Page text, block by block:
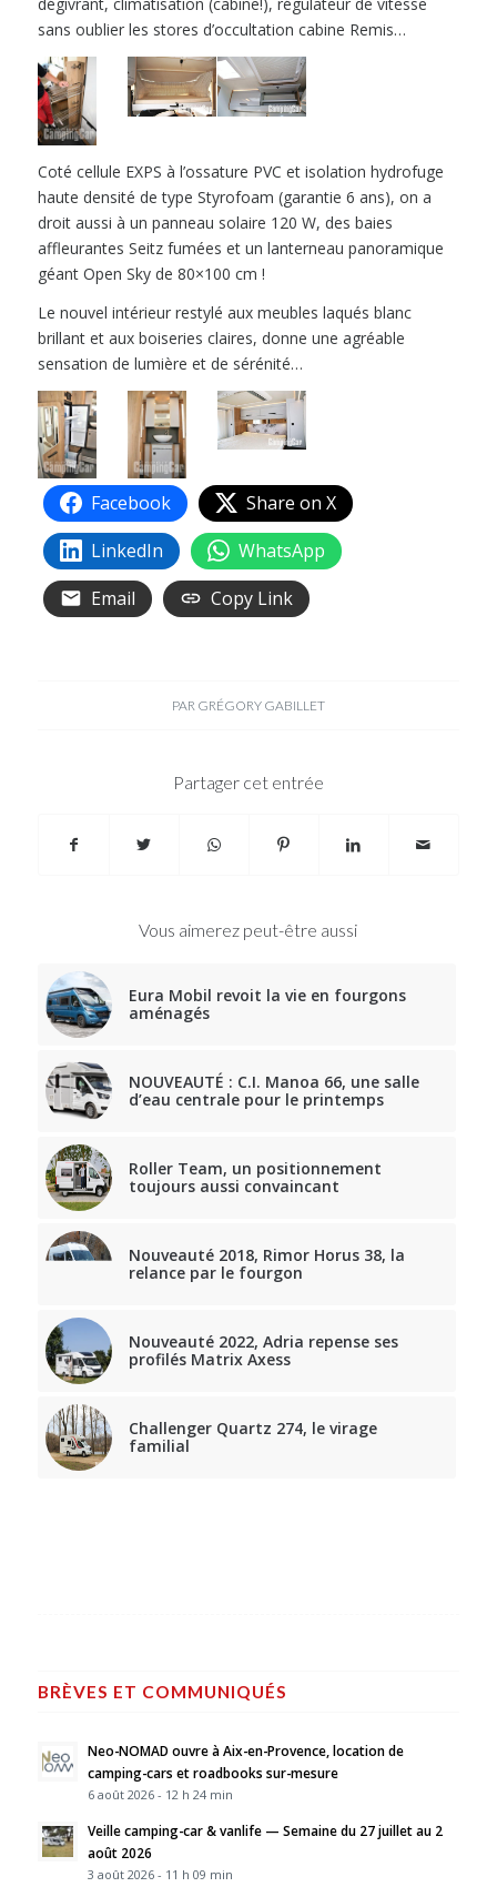
dégivrant, climatisation (cabine!), régulateur de vitesse
sans oublier les stores d’occultation cabine Remis…
Coté cellule EXPS à l’ossature PVC et isolation hydrofuge
haute densité de type Styrofoam (garantie 6 ans), on a
droit aussi à un panneau solaire 120 W, des baies
affleurantes Seitz fumées et un lanterneau panoramique
géant Open Sky de 80×100 cm !
Le nouvel intérieur restylé aux meubles laqués blanc
brillant et aux boiseries claires, donne une agréable
sensation de lumière et de sérénité…
Facebook
Share on X
LinkedIn
WhatsApp
Email
Copy Link
PAR GRÉGORY GABILLET
Partager cet entrée
Vous aimerez peut-être aussi
Eura Mobil revoit la vie en fourgons
aménagés
NOUVEAUTÉ : C.I. Manoa 66, une salle
d’eau centrale pour le printemps
Roller Team, un positionnement
toujours aussi convaincant
Nouveauté 2018, Rimor Horus 38, la
relance par le fourgon
Nouveauté 2022, Adria repense ses
profilés Matrix Axess
Challenger Quartz 274, le virage
familial
BRÈVES ET COMMUNIQUÉS
Neo-NOMAD ouvre à Aix-en-Provence, location de
camping-cars et roadbooks sur-mesure
6 août 2026 - 12 h 24 min
Veille camping-car & vanlife — Semaine du 27 juillet au 2
août 2026
3 août 2026 - 11 h 09 min